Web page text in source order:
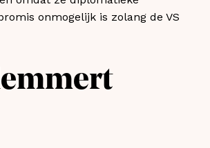
onmogelijk is zolang de VS